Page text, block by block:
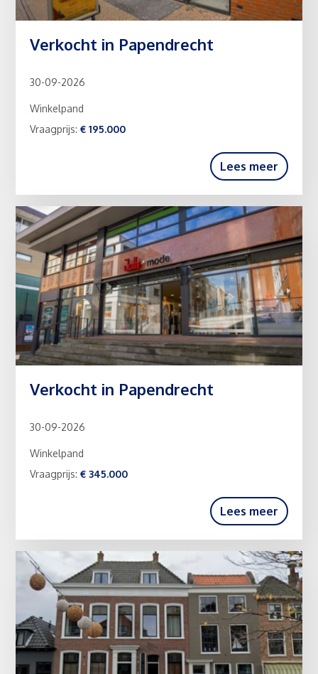
Verkocht in Papendrecht
30-09-2026
Winkelpand
Vraagprijs:€ 195.000
Lees meer
Verkocht in Papendrecht
30-09-2026
Winkelpand
Vraagprijs:€ 345.000
Lees meer